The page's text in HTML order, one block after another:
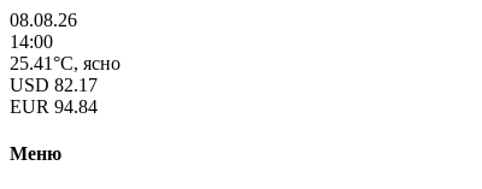
08.08.26
14:00
25.41°C, ясно
USD 82.17
EUR 94.84
Меню